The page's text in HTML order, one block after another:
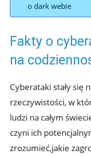
o dark⁣ webie
Fakty o
na
Cyberataki ‍stały się
rzeczywistości, w
ludzi na całym
czyni ich
zrozumieć,jakie